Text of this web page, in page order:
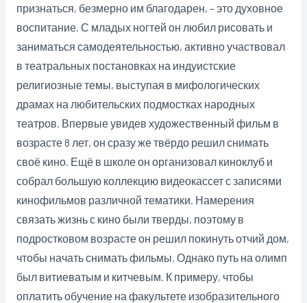
признаться, безмерно им благодарен, – это духовное
воспитание. С младых ногтей он любил рисовать и
заниматься самодеятельностью, активно участвовал
в театральных постановках на индуистские
религиозные темы, выступая в мифологических
драмах на любительских подмостках народных
театров. Впервые увидев художественный фильм в
возрасте 8 лет, он сразу же твёрдо решил снимать
своё кино. Ещё в школе он организовал киноклуб и
собрал большую коллекцию видеокассет с записями
кинофильмов различной тематики. Намерения
связать жизнь с кино были тверды, поэтому в
подростковом возрасте он решил покинуть отчий дом,
чтобы начать снимать фильмы. Однако путь на олимп
был витиеватым и китчевым. К примеру, чтобы
оплатить обучение на факультете изобразительного